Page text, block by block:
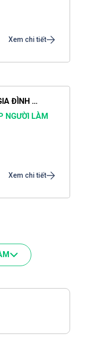
Xem chi tiết
TÌM NGƯỜI GIÚP VIỆC CHO GIA ĐÌNH MÌNH NGAY HÔM NAY
NGƯỜI LÀM
Xem chi tiết